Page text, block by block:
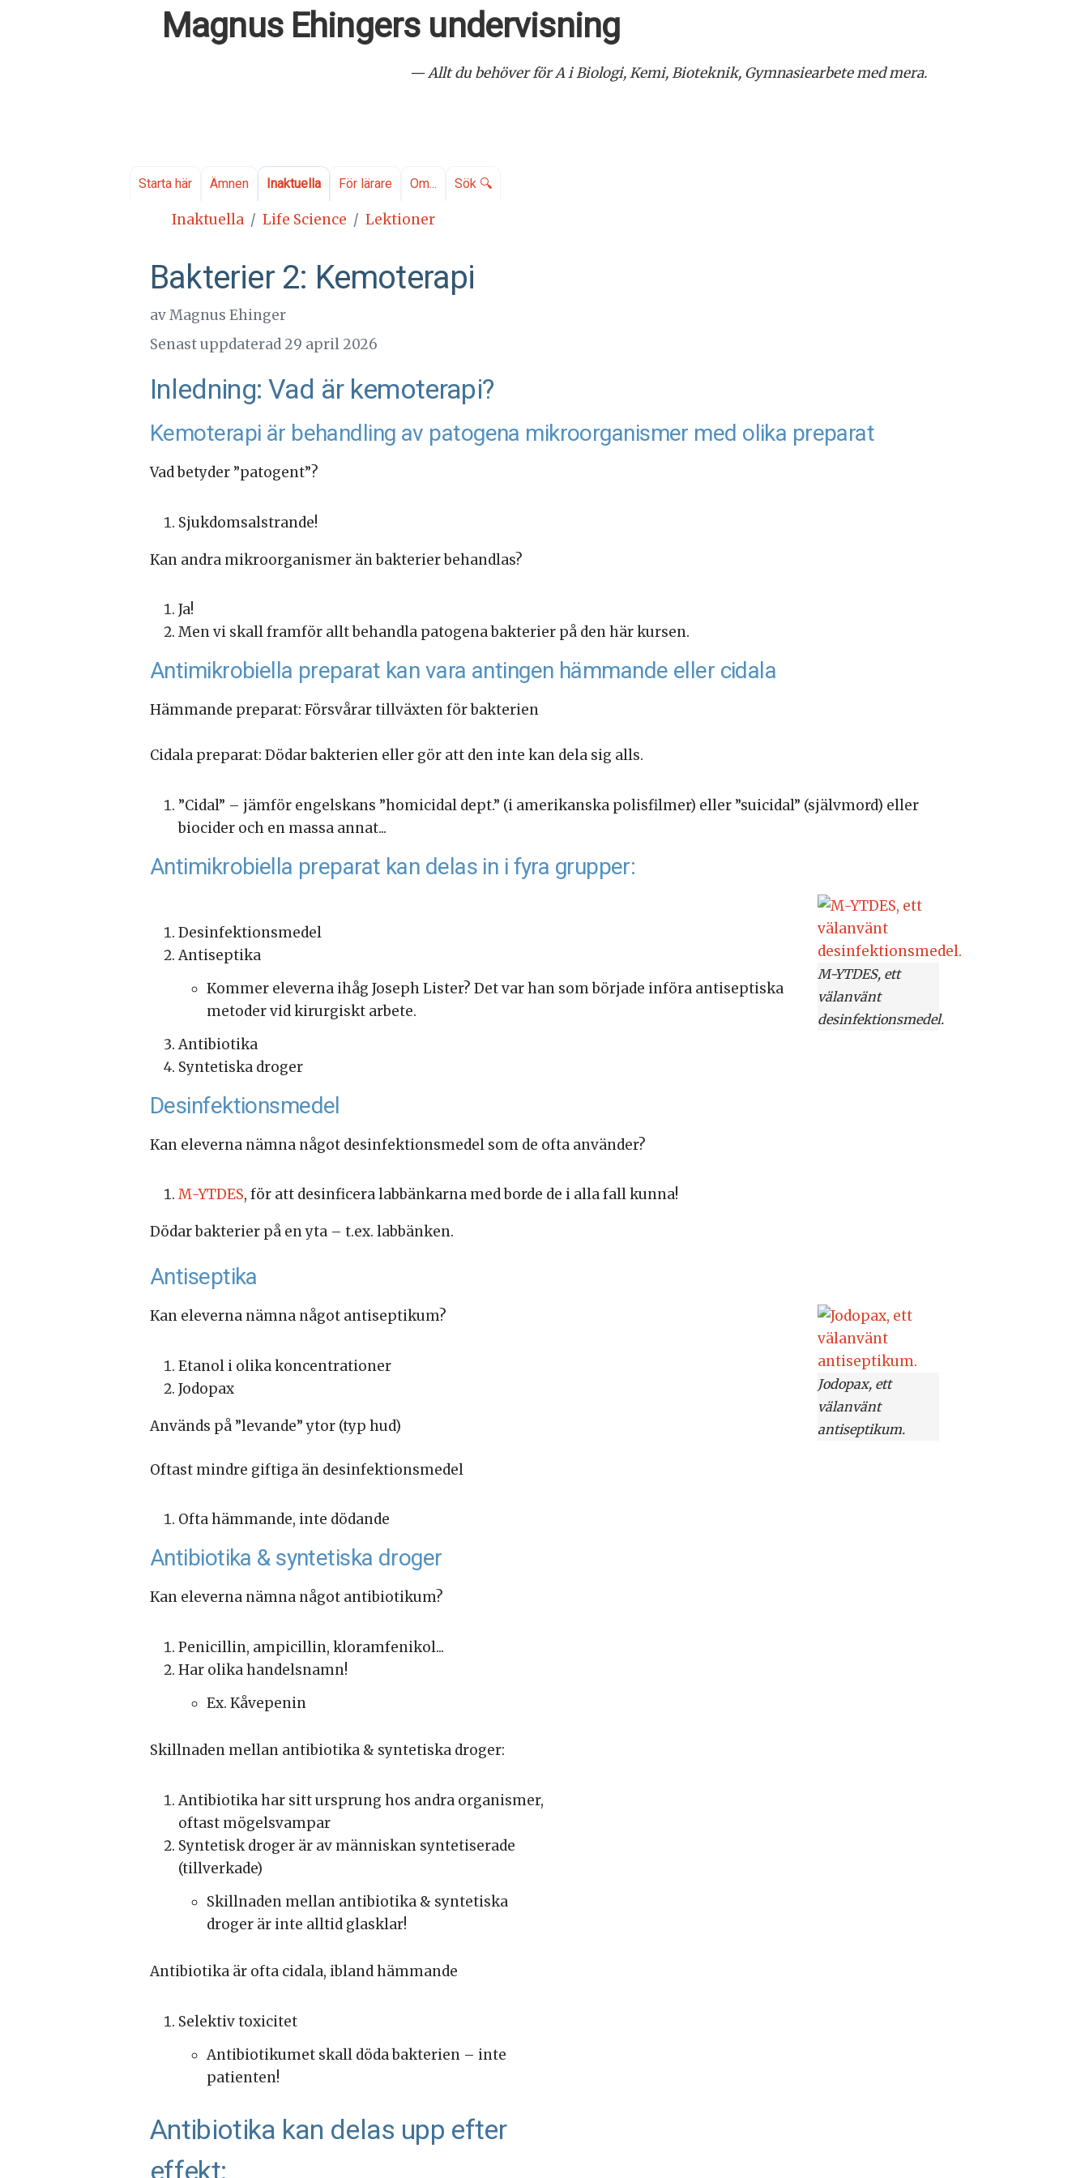
Magnus Ehingers undervisning
— Allt du behöver för A i Biologi, Kemi, Bioteknik, Gymnasiearbete med mera.
Starta här Ämnen Inaktuella För lärare Om... Sök 🔍
Inaktuella Life Science Lektioner
Bakterier 2: Kemoterapi
avMagnus Ehinger
Senast uppdaterad 29 april 2026
Inledning: Vad är kemoterapi?
Kemoterapi är behandling av patogena mikroorganismer med olika preparat
Vad betyder ”patogent”?
Sjukdomsalstrande!
Kan andra mikroorganismer än bakterier behandlas?
Ja!
Men vi skall framför allt behandla patogena bakterier på den här kursen.
Antimikrobiella preparat kan vara antingen hämmande eller cidala
Hämmande preparat: Försvårar tillväxten för bakterien
Cidala preparat: Dödar bakterien eller gör att den inte kan dela sig alls.
”Cidal” – jämför engelskans ”homicidal dept.” (i amerikanska polisfilmer) eller ”suicidal” (självmord) eller
biocider och en massa annat...
Antimikrobiella preparat kan delas in i fyra grupper:
M-YTDES, ett
välanvänt
desinfektionsmedel.
Desinfektionsmedel
Antiseptika
Kommer eleverna ihåg Joseph Lister? Det var han som började införa antiseptiska
metoder vid kirurgiskt arbete.
Antibiotika
Syntetiska droger
Desinfektionsmedel
Kan eleverna nämna något desinfektionsmedel som de ofta använder?
M-YTDES, för att desinficera labbänkarna med borde de i alla fall kunna!
Dödar bakterier på en yta – t.ex. labbänken.
Antiseptika
Jodopax, ett
välanvänt
antiseptikum.
Kan eleverna nämna något antiseptikum?
Etanol i olika koncentrationer
Jodopax
Används på ”levande” ytor (typ hud)
Oftast mindre giftiga än desinfektionsmedel
Ofta hämmande, inte dödande
Antibiotika & syntetiska droger
Kan eleverna nämna något antibiotikum?
Penicillin, ampicillin, kloramfenikol...
Har olika handelsnamn!
Ex. Kåvepenin
Skillnaden mellan antibiotika & syntetiska droger:
Antibiotika har sitt ursprung hos andra organismer,
oftast mögelsvampar
Syntetisk droger är av människan syntetiserade
(tillverkade)
Skillnaden mellan antibiotika & syntetiska
droger är inte alltid glasklar!
Antibiotika är ofta cidala, ibland hämmande
Selektiv toxicitet
Antibiotikumet skall döda bakterien – inte
patienten!
Antibiotika kan delas upp efter
effekt: